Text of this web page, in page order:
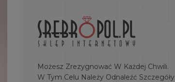
Możesz Zrezygnować W Każdej Chwili.
W Tym Celu Należy Odnaleźć Szczegóły